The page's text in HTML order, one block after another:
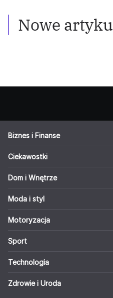
Nowe
Biznes i Finanse
Ciekawostki
Dom i Wnętrze
Moda i styl
Motoryzacja
Sport
Technologia
Zdrowie i Uroda